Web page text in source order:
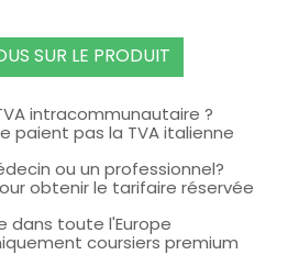
SUR LE PRODUIT
intracommunautaire ?
paient pas la TVA italienne
ou un professionnel?
obtenir le tarifaire réservée
dans toute l'Europe
coursiers premium